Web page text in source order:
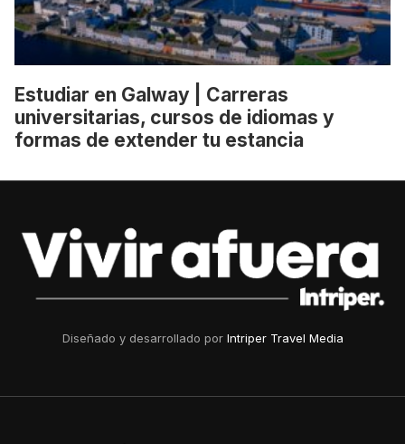
Estudiar en Galway | Carreras
universitarias, cursos de idiomas y
formas de extender tu estancia
Diseñado y desarrollado por Intriper Travel Media